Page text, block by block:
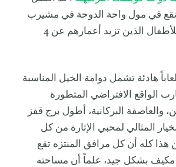
تقع في مول واحة الدوحة في مشيرب
وتعتبر مكاناً مناسباً للأطفال الذين تزيد أعمارهم عن 4
هادئة تشمل دوامة الخيل المناسبة
الواقع الافتراضي المتطورة
والعاصفة البركانية، أطول برج قفز
المثالي لمحبي الإثارة من كل
هذا كله أن كل مرافق المنتزه تقع
مكيف بشكل جيد، علماً أن مساحته